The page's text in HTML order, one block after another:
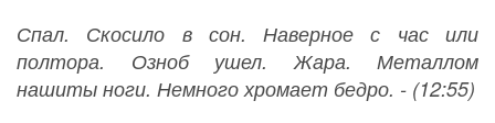
Спал. Скосило в сон. Наверное с час или
полтора. Озноб ушел. Жара. Металлом
нашиты ноги. Немного хромает бедро. - (12:55)